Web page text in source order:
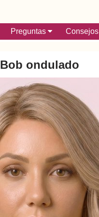
Preguntas Consejos
Bob ondulado